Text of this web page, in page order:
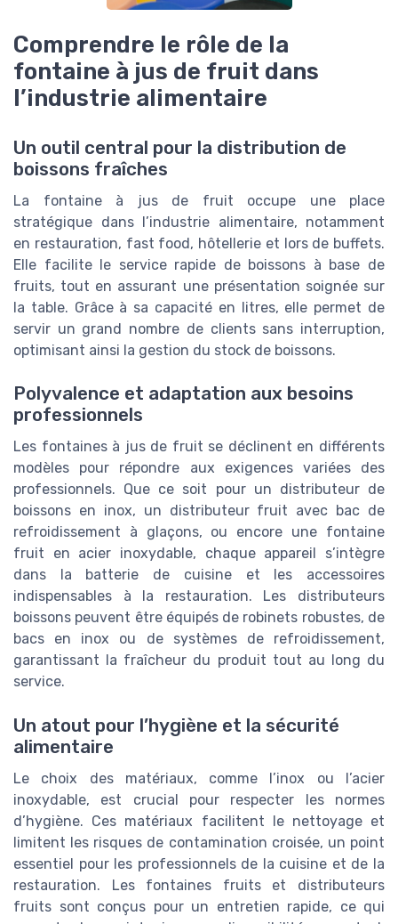
Comprendre le rôle de la
fontaine à jus de fruit dans
l’industrie alimentaire
Un outil central pour la distribution de
boissons fraîches
La fontaine à jus de fruit occupe une place
stratégique dans l’industrie alimentaire, notamment
en restauration, fast food, hôtellerie et lors de buffets.
Elle facilite le service rapide de boissons à base de
fruits, tout en assurant une présentation soignée sur
la table. Grâce à sa capacité en litres, elle permet de
servir un grand nombre de clients sans interruption,
optimisant ainsi la gestion du stock de boissons.
Polyvalence et adaptation aux besoins
professionnels
Les fontaines à jus de fruit se déclinent en différents
modèles pour répondre aux exigences variées des
professionnels. Que ce soit pour un distributeur de
boissons en inox, un distributeur fruit avec bac de
refroidissement à glaçons, ou encore une fontaine
fruit en acier inoxydable, chaque appareil s’intègre
dans la batterie de cuisine et les accessoires
indispensables à la restauration. Les distributeurs
boissons peuvent être équipés de robinets robustes, de
bacs en inox ou de systèmes de refroidissement,
garantissant la fraîcheur du produit tout au long du
service.
Un atout pour l’hygiène et la sécurité
alimentaire
Le choix des matériaux, comme l’inox ou l’acier
inoxydable, est crucial pour respecter les normes
d’hygiène. Ces matériaux facilitent le nettoyage et
limitent les risques de contamination croisée, un point
essentiel pour les professionnels de la cuisine et de la
restauration. Les fontaines fruits et distributeurs
fruits sont conçus pour un entretien rapide, ce qui